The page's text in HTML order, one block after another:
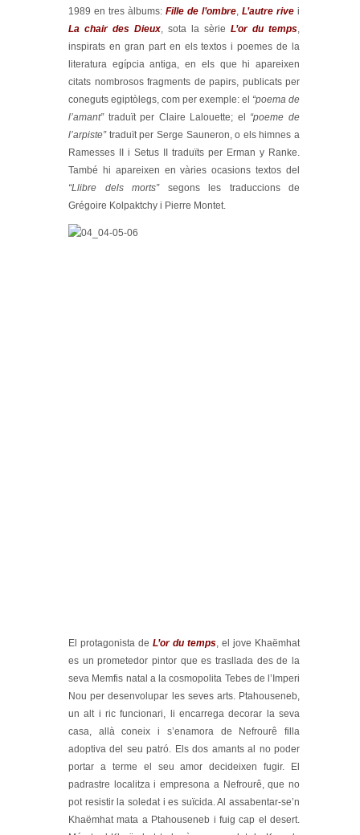
1989 en tres àlbums: Fille de l’ombre, L’autre rive i
La chair des Dieux, sota la sèrie L’or du temps,
inspirats en gran part en els textos i poemes de la
literatura egípcia antiga, en els que hi apareixen
citats nombrosos fragments de papirs, publicats per
coneguts egiptòlegs, com per exemple: el “poema de
l’amant”traduït per Claire Lalouette; el “poeme de
l’arpiste”traduït per Serge Sauneron, o els himnes a
Ramesses II i Setus II traduïts per Erman y Ranke.
També hi apareixen en vàries ocasions textos del
“Llibre dels morts”segons les traduccions de
Grégoire Kolpaktchy i Pierre Montet.
El protagonista de L’or du temps, el jove Khaëmhat
es un prometedor pintor que es trasllada des de la
seva Memfis natal a la cosmopolita Tebes de l’Imperi
Nou per desenvolupar les seves arts. Ptahouseneb,
un alt i ric funcionari, li encarrega decorar la seva
casa, allà coneix i s’enamora de Nefrourê filla
adoptiva del seu patró. Els dos amants al no poder
portar a terme el seu amor decideixen fugir. El
padrastre localitza i empresona a Nefrourê, que no
pot resistir la soledat i es suïcida. Al assabentar-se’n
Khaëmhat mata a Ptahouseneb i fuig cap el desert.